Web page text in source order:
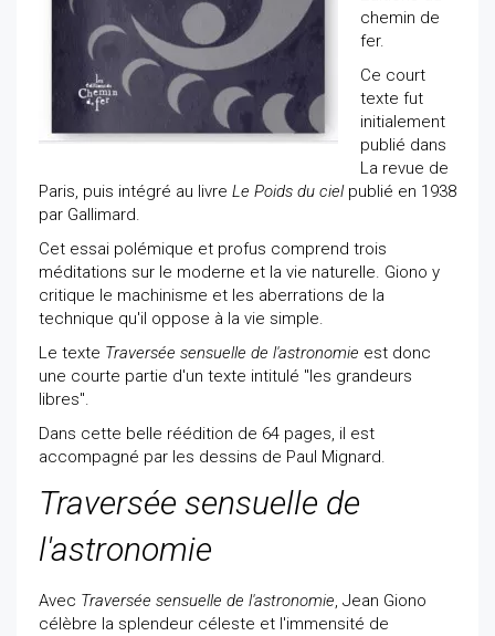
chemin de
fer.
Ce court
texte fut
initialement
publié dans
La revue de
Paris, puis intégré au livre Le Poids du cielpublié en 1938
par Gallimard.
Cet essai polémique et profus comprend trois
méditations sur le moderne et la vie naturelle. Giono y
critique le machinisme et les aberrations de la
technique qu'il oppose à la vie simple.
Le texte Traversée sensuelle de l'astronomie est donc
une courte partie d'un texte intitulé "les grandeurs
libres".
Dans cette belle réédition de 64 pages, il est
accompagné par les dessins de Paul Mignard.
Traversée sensuelle de
l'astronomie
Avec Traversée sensuelle de l'astronomie, Jean Giono
célèbre la splendeur céleste et l'immensité de